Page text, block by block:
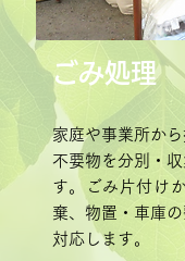
ごみ処理
家庭や事業所か
不要物を分別・
す。ごみ片付け
棄、物置・車庫
対応します。